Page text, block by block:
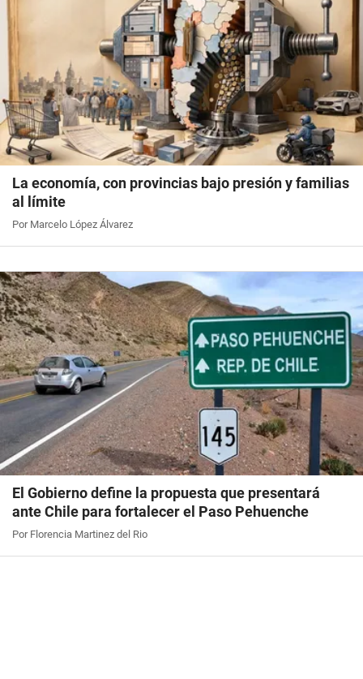
La economía, con provincias bajo presión y familias
al límite
Por Marcelo López Álvarez
El Gobierno define la propuesta que presentará
ante Chile para fortalecer el Paso Pehuenche
Por Florencia Martinez del Rio